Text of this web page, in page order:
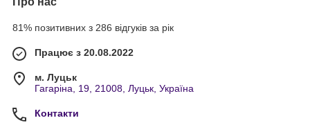
81% позитивних з 286 відгуків за рік
Працює з 20.08.2022
м. Луцьк
Гагаріна, 19, 21008, Луцьк, Україна
Контакти